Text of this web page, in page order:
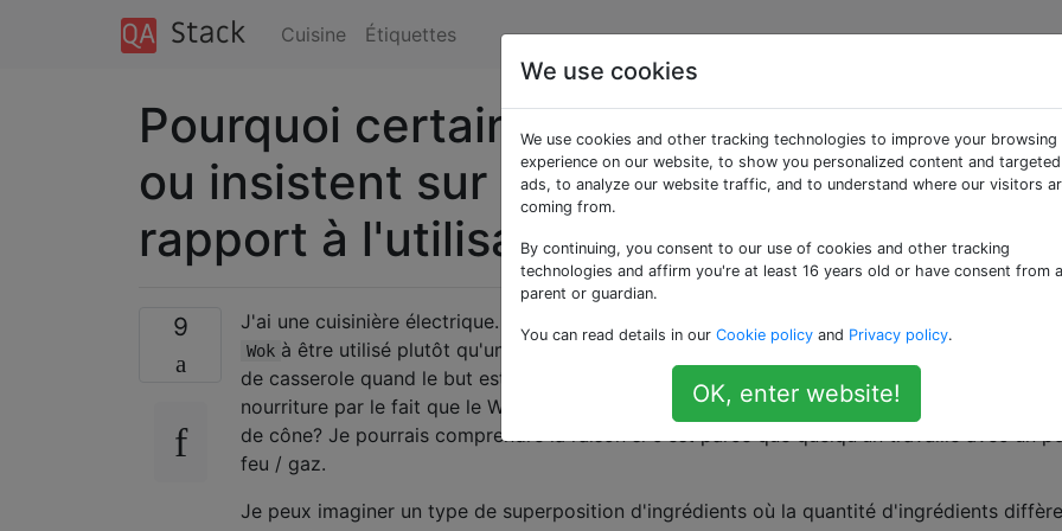
Cuisine Étiquettes
Pourquoi certaines recettes nécessitent
ou insistent sur l'utilisation d'un wok par
rapport à l'utilisation d'une poêle / poêle?
9 J'ai une cuisinière électrique. Beaucoup de recettes de mon livre de cuisine asiatique
Wok à être utilisé plutôt qu'un plat à base plat typique. Pourquoi y a-t-il tant de stress sur
de casserole quand le but est de chauffer les ingrédients? Quel effet différent est apporté à
nourriture par le fait que le Wok a moins de contact avec la surface du poêle et qu'il a une
de cône? Je pourrais comprendre la raison si c'est parce que quelqu'un travaille avec un
feu / gaz.
Je peux imaginer un type de superposition d'ingrédients où la quantité d'ingrédients
We use cookies
We use cookies and other tracking technologies to improve your browsing
experience on our website, to show you personalized content and targeted
ads, to analyze our website traffic, and to understand where our visitors
coming from.
By continuing, you consent to our use of cookies and other tracking
technologies and affirm you're at least 16 years old or have consent from a
parent or guardian.
You can read details in our Cookie policy and Privacy policy.
OK, enter website!